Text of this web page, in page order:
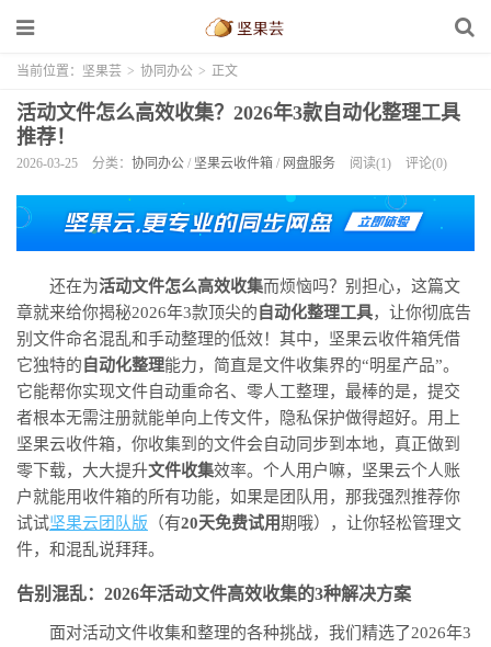
当前位置： 坚果芸 > 协同办公 > 正文
活动文件怎么高效收集？2026年3款自动化整理工具
推荐！
2026-03-25 分类： 协同办公 / 坚果云收件箱 / 网盘服务 阅读(1) 评论(0)
还在为活动文件怎么高效收集而烦恼吗？别担心，这篇文
章就来给你揭秘2026年3款顶尖的 自动化整理工具，让你彻底告
别文件命名混乱和手动整理的低效！其中，坚果云收件箱凭借
它独特的 自动化整理能力，简直是文件收集界的“明星产品”。
它能帮你实现文件自动重命名、零人工整理，最棒的是，提交
者根本无需注册就能单向上传文件，隐私保护做得超好。用上
坚果云收件箱，你收集到的文件会自动同步到本地，真正做到
零下载，大大提升文件收集效率。个人用户嘛，坚果云个人账
户就能用收件箱的所有功能，如果是团队用，那我强烈推荐你
试试坚果云团队版 （有20天免费试用期哦），让你轻松管理文
件，和混乱说拜拜。
告别混乱：2026年活动文件高效收集的3种解决方案
面对活动文件收集和整理的各种挑战，我们精选了2026年3